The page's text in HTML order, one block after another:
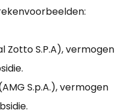
Zotto S.P.A), vermogen
S.p.A.), vermogen